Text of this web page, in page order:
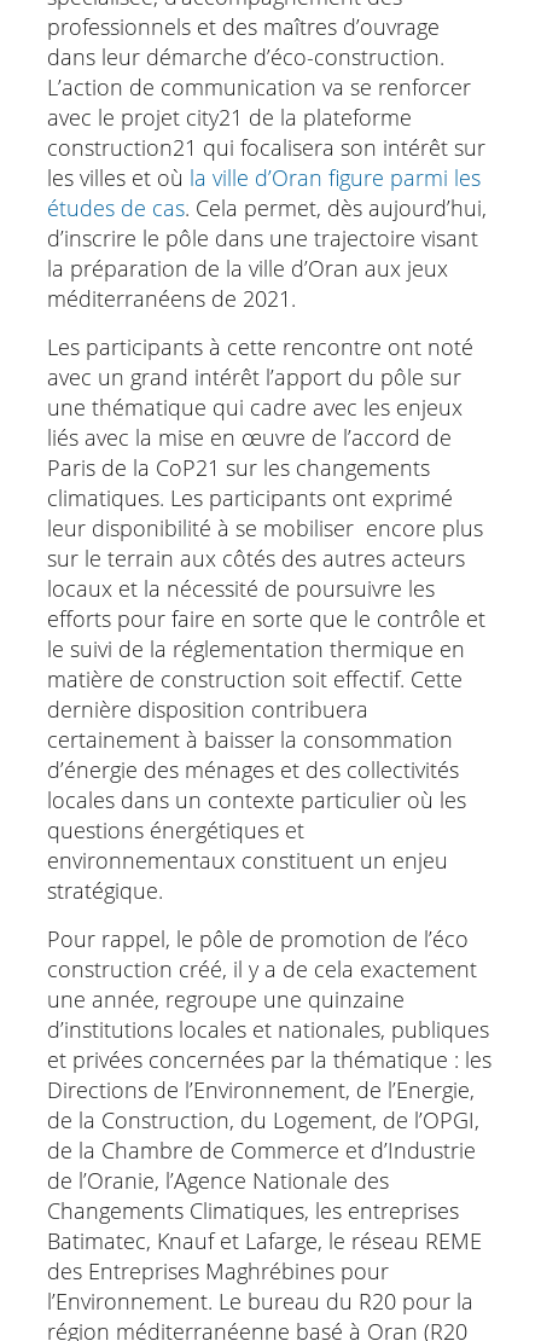
professionnels et des maîtres d’ouvrage
dans leur démarche d’éco-construction.
L’action de communication va se renforcer
avec le projet city21 de la plateforme
construction21 qui focalisera son intérêt sur
les villes et où la ville d’Oran figure parmi les
études de cas. Cela permet, dès aujourd’hui,
d’inscrire le pôle dans une trajectoire visant
la préparation de la ville d’Oran aux jeux
méditerranéens de 2021.
Les participants à cette rencontre ont noté
avec un grand intérêt l’apport du pôle sur
une thématique qui cadre avec les enjeux
liés avec la mise en œuvre de l’accord de
Paris de la CoP21 sur les changements
climatiques. Les participants ont exprimé
leur disponibilité à se mobiliser encore plus
sur le terrain aux côtés des autres acteurs
locaux et la nécessité de poursuivre les
efforts pour faire en sorte que le contrôle et
le suivi de la réglementation thermique en
matière de construction soit effectif. Cette
dernière disposition contribuera
certainement à baisser la consommation
d’énergie des ménages et des collectivités
locales dans un contexte particulier où les
questions énergétiques et
environnementaux constituent un enjeu
stratégique.
Pour rappel, le pôle de promotion de l’éco
construction créé, il y a de cela exactement
une année, regroupe une quinzaine
d’institutions locales et nationales, publiques
et privées concernées par la thématique : les
Directions de l’Environnement, de l’Energie,
de la Construction, du Logement, de l’OPGI,
de la Chambre de Commerce et d’Industrie
de l’Oranie, l’Agence Nationale des
Changements Climatiques, les entreprises
Batimatec, Knauf et Lafarge, le réseau REME
des Entreprises Maghrébines pour
l’Environnement. Le bureau du R20 pour la
région méditerranéenne basé à Oran (R20